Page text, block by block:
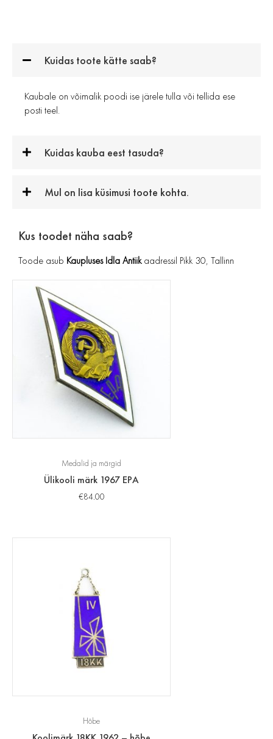
Kuidas toote kätte saab?
Kaubale on võimalik poodi ise järele tulla või tellida ese
posti teel.
Kuidas kauba eest tasuda?
Mul on lisa küsimusi toote kohta.
Kus toodet näha saab?
Toode asub Kaupluses Idla Antiikaadressil Pikk 30, Tallinn
Medalid ja märgid
Ülikooli märk 1967 EPA
€84.00
Hõbe